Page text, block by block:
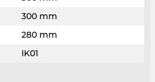
300 mm
280 mm
IK01